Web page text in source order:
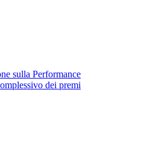
sulla Performance
dei premi